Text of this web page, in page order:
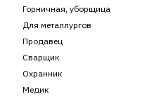
Горничная, уборщица
Для металлургов
Продавец
Сварщик
Охранник
Медик